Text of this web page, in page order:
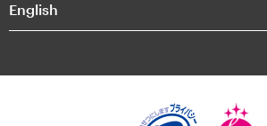
個人情報保護方針
English